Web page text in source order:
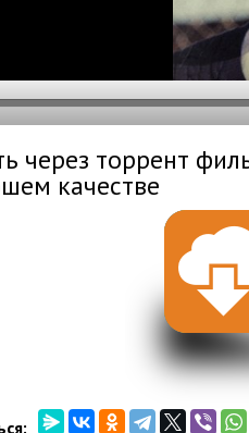
через торрент
качестве